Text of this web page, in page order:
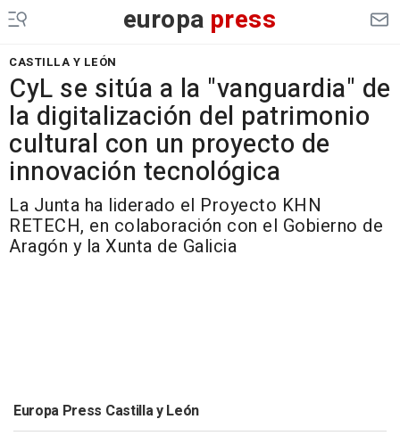
europa press
CASTILLA Y LEÓN
CyL se sitúa a la "vanguardia" de
la digitalización del patrimonio
cultural con un proyecto de
innovación tecnológica
La Junta ha liderado el Proyecto KHN
RETECH, en colaboración con el Gobierno de
Aragón y la Xunta de Galicia
Europa Press Castilla y León